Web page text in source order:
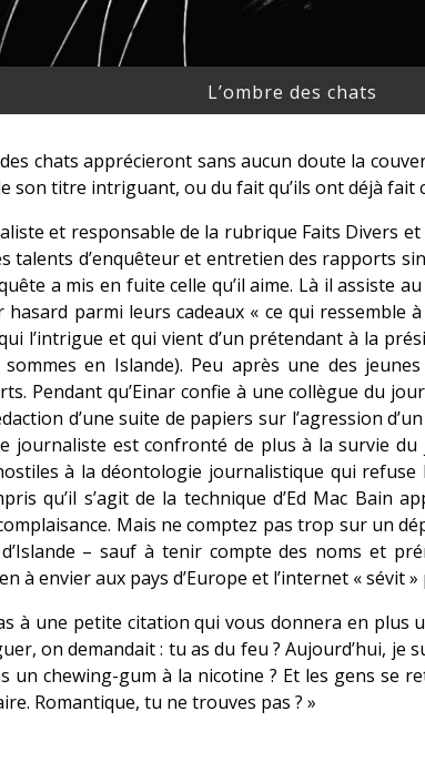
L’ombre des chats
chats apprécieront sans aucun doute la
son titre intriguant, ou du fait qu’ils ont déjà fait
et responsable de la rubrique Faits Divers
talents d’enquêteur et entretien des rapports
a mis en fuite celle qu’il aime. Là il assiste
hasard parmi leurs cadeaux « ce qui ressemble
l’intrigue et qui vient d’un prétendant à la
en Islande). Peu après une des
Pendant qu’Einar confie à une collègue du
d’une suite de papiers sur l’agression
journaliste est confronté de plus à la survie
à la déontologie journalistique qui refuse
qu’il s’agit de la technique d’Ed Mac Bain
Mais ne comptez pas trop sur un
– sauf à tenir compte des noms et
à envier aux pays d’Europe et l’internet « sévit
à une petite citation qui vous donnera en plus
on demandait : tu as du feu ? Aujourd’hui, je
un chewing-gum à la nicotine ? Et les gens se
Romantique, tu ne trouves pas ? »
COPIE